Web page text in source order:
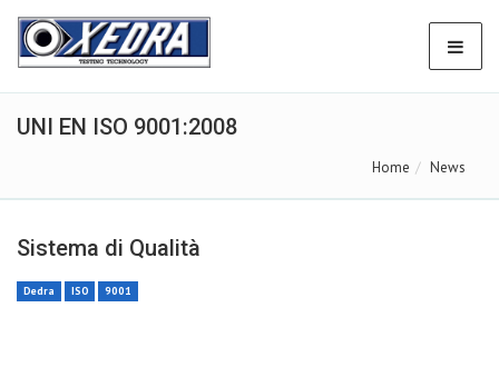
UNI EN ISO 9001:2008
Home News
Sistema di Qualità
Dedra ISO 9001